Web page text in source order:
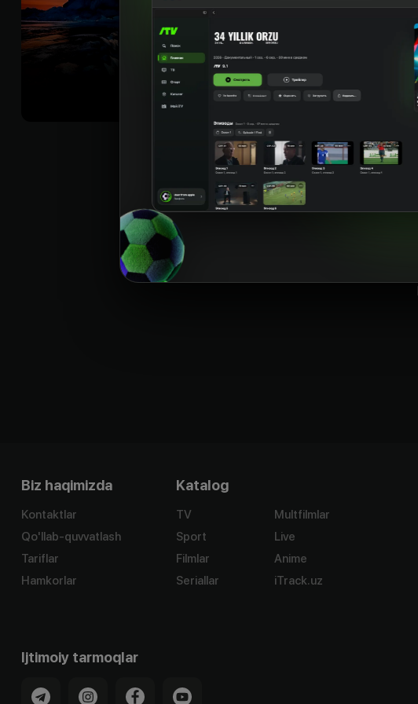
страны.
Sifati: HD
Biz haqimizda
Kontaktlar
Qo'llab-quvvatlash
Tariflar
Hamkorlar
Katalog
TV
Sport
Filmlar
Seriallar
Multfilmlar
Live
Anime
iTrack.uz
Ijtimoiy tarmoqlar